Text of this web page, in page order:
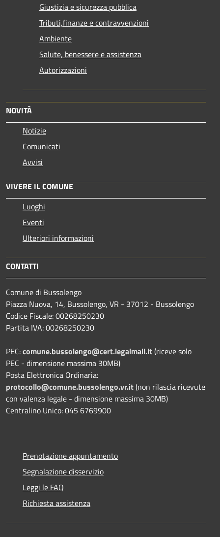
Giustizia e sicurezza pubblica
Tributi,finanze e contravvenzioni
Ambiente
Salute, benessere e assistenza
Autorizzazioni
NOVITÀ
Notizie
Comunicati
Avvisi
VIVERE IL COMUNE
Luoghi
Eventi
Ulteriori informazioni
CONTATTI
Comune di Bussolengo
Piazza Nuova, 14, Bussolengo, VR - 37012 - Bussolengo
Codice Fiscale: 00268250230
Partita IVA: 00268250230
PEC:comune.bussolengo@cert.legalmail.it(riceve solo
PEC - dimensione massima 30MB)
Posta Elettronica Ordinaria:
protocollo@comune.bussolengo.vr.it(non rilascia ricevute
con valenza legale - dimensione massima 30MB)
Centralino Unico: 045 6769900
Prenotazione appuntamento
Segnalazione disservizio
Leggi le FAQ
Richiesta assistenza